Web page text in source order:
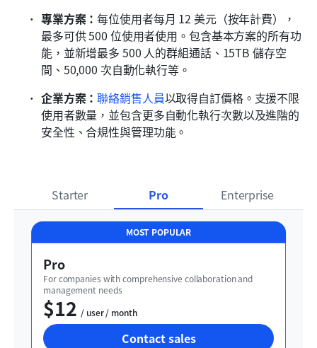
專業方案：每位使用者每月 12 美元（按年計費），
最多可供 500 位使用者使用。包含基本方案的所有功
能，並新增最多 500 人的群組通話、15TB 儲存空
間、50,000 次自動化執行等。
企業方案：聯絡銷售人員以取得自訂價格。支援不限
使用者數量，並包含更多自動化執行次數以及進階的
安全性、合規性與管理功能。
Starter Pro Enterprise
MOST POPULAR
Pro
For companies with comprehensive collaboration and
management needs
$12
  / user / month
Contact sales